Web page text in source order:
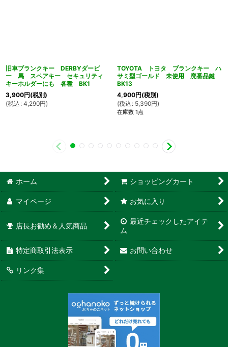
旧車ブランクキー DERBYダービ
ー 馬 スペアキー セキュリティ
キーホルダーにも 各種 BK1
3,900円(税別)
(税込 : 4,290円)
TOYOTA トヨタ ブランクキー ハ
サミ型ゴールド 未使用 廃番品鍵
BK13
4,900円(税別)
(税込 : 5,390円)
在庫数 1点
ホーム ショッピングカート
マイページ お気に入り
店長お勧め＆人気商品
最近チェックしたアイテ
ム
特定商取引法表示 お問い合わせ
リンク集